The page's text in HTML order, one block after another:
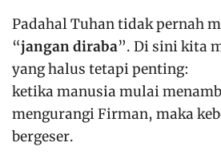
Padahal Tuhan tidak pernah
“jangan diraba”. Di sini kita
yang halus tetapi penting:
ketika manusia mulai
mengurangi Firman, maka
bergeser.